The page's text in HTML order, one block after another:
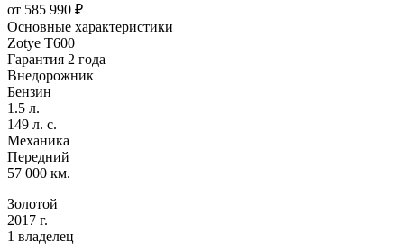
от 585 990 ₽
Основные характеристики
Zotye T600
Гарантия 2 года
Внедорожник
Бензин
1.5 л.
149 л. с.
Механика
Передний
57 000 км.
Золотой
2017 г.
1 владелец